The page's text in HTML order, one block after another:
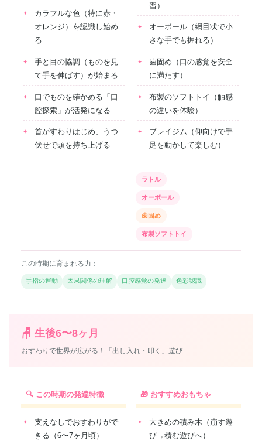
カラフルな色（特に赤・
オレンジ）を認識し始め
る
手と目の協調（ものを見
て手を伸ばす）が始まる
口でものを確かめる「口
腔探索」が活発になる
首がすわりはじめ、うつ
伏せで頭を持ち上げる
習）
オーボール（網目状で小
さな手でも握れる）
歯固め（口の感覚を安全
に満たす）
布製のソフトトイ（触感
の違いを体験）
プレイジム（仰向けで手
足を動かして楽しむ）
ラトル
オーボール
歯固め
布製ソフトトイ
この時期に育まれる力：
手指の運動 因果関係の理解 口腔感覚の発達 色彩認識
🪑 生後6〜8ヶ月
おすわりで世界が広がる！「出し入れ・叩く」遊び
🔍 この時期の発達特徴
支えなしでおすわりがで
きる（6〜7ヶ月頃）
🎁 おすすめおもちゃ
大きめの積み木（崩す遊
び→積む遊びへ）